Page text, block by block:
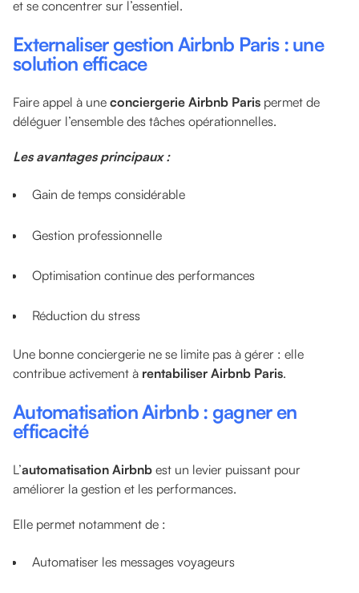
et se concentrer sur l’essentiel.
Externaliser gestion Airbnb Paris : une
solution efficace
Faire appel à une conciergerie Airbnb Paris permet de
déléguer l’ensemble des tâches opérationnelles.
Les avantages principaux :
Gain de temps considérable
Gestion professionnelle
Optimisation continue des performances
Réduction du stress
Une bonne conciergerie ne se limite pas à gérer : elle
contribue activement à rentabiliser Airbnb Paris.
Automatisation Airbnb : gagner en
efficacité
L’automatisation Airbnb est un levier puissant pour
améliorer la gestion et les performances.
Elle permet notamment de :
Automatiser les messages voyageurs